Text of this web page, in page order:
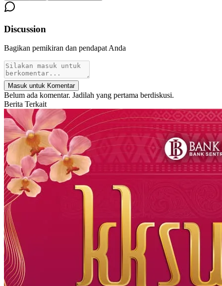
Discussion
Bagikan pemikiran dan pendapat Anda
Masuk untuk Komentar
Belum ada komentar. Jadilah yang pertama berdiskusi.
Berita Terkait